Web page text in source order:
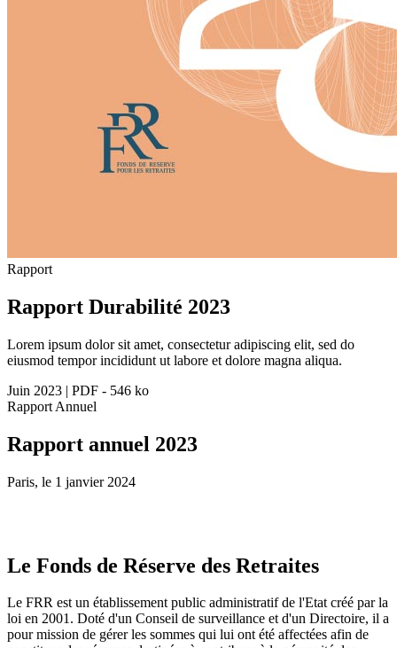
Rapport
Rapport Durabilité 2023
Lorem ipsum dolor sit amet, consectetur adipiscing elit, sed do
eiusmod tempor incididunt ut labore et dolore magna aliqua.
Juin 2023 | PDF - 546 ko
Rapport Annuel
Rapport annuel 2023
Paris, le 1 janvier 2024
Le Fonds de Réserve des Retraites
Le FRR est un établissement public administratif de l'Etat créé par la
loi en 2001. Doté d'un Conseil de surveillance et d'un Directoire, il a
pour mission de gérer les sommes qui lui ont été affectées afin de